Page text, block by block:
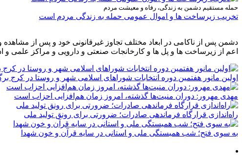
حمله مستقیم دشمن به زندگی، رفاه و معیشت مردم
تخریب زیرساخت ها و اموال عمومی حمله به زندگی مردم است
دشمن پس از ناکامی در ابعاد مختلف تجاوز غیرقانونی خود و پس از مشاهده
اعم از زیرساخت ها و پل ها و کارخانجات صنعتی و دارویی و مراکز علمی و
اولین مانور هفتمین دوره انتخابات شوراهای اسلامی شهر و روستا در کرج
مهدی مهرور: دوران منیت‌ها گذشته، امروز زمان هم‌افزایی احزاب است
راه‌اندازی قرارگاه فرماندهی صادرات؛ ضرورتی برای رونق تولید ملی
به سوی فتح؛ شب همبستگی ملی و استانی در سایه قرآن و خون شهدا